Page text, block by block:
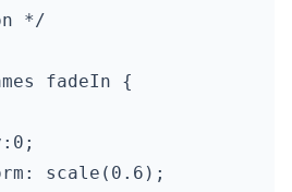
*/
fadeIn {
scale(0.6);